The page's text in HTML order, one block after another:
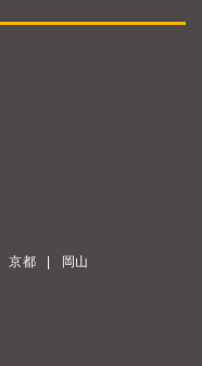
京都 岡山